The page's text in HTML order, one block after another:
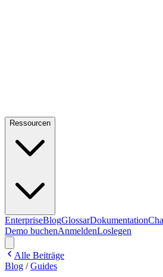
Ressourcen
EnterpriseBlogGlossarDokumentation
Demo buchenAnmeldenLoslegen
Alle Beiträge
Blog /Guides